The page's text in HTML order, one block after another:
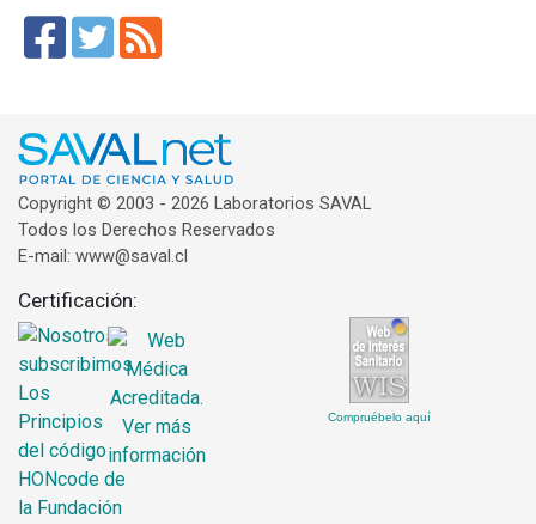
Copyright © 2003 - 2026 Laboratorios SAVAL
Todos los Derechos Reservados
E-mail: www@saval.cl
Certificación:
Compruébelo aquí